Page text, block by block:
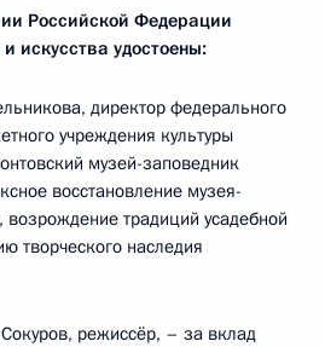
Российской Федерации
искусства удостоены:
директор федерального
учреждения культуры
музей-заповедник
восстановление музея-
возрождение традиций усадебной
творческого наследия
режиссёр, – за вклад